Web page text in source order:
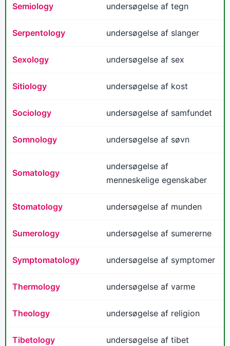
Semiology undersøgelse af tegn
Serpentology undersøgelse af slanger
Sexology undersøgelse af sex
Sitiology undersøgelse af kost
Sociology undersøgelse af samfundet
Somnology undersøgelse af søvn
Somatology
undersøgelse af
menneskelige egenskaber
Stomatology undersøgelse af munden
Sumerology undersøgelse af sumererne
Symptomatology undersøgelse af symptomer
Thermology undersøgelse af varme
Theology undersøgelse af religion
Tibetology undersøgelse af tibet